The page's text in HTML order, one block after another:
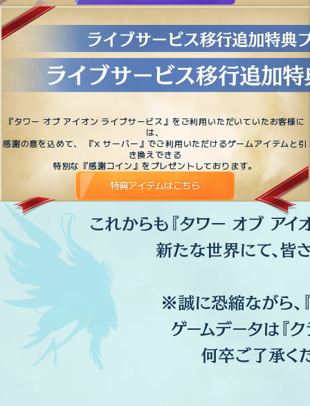
『タワー オブ アイオン ライブサービス』をご利用いただいていたお客様に
は、
感謝の意を込めて、 『X サーバー』でご利用いただけるゲームアイテムと引
き換えできる
特別な『感謝コイン』をプレゼントしております。
特典アイテムはこちら